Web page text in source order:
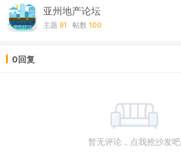
亚州地产论坛
主题 91 帖数 100
0回复
暂无评论，点我抢沙发吧